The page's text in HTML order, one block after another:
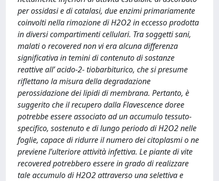
per ossidasi e di catalasi, due enzimi primariamente
coinvolti nella rimozione di H2O2 in eccesso prodotta
in diversi compartimenti cellulari. Tra soggetti sani,
malati o recovered non vi era alcuna differenza
significativa in temini di contenuto di sostanze
reattive all’ acido-2- tiobarbiturico, che si presume
riflettano la misura della degradazione
perossidazione dei lipidi di membrana. Pertanto, è
suggerito che il recupero dalla Flavescence doree
potrebbe essere associato ad un accumulo tessuto-
specifico, sostenuto e di lungo periodo di H2O2 nelle
foglie, capace di ridurre il numero dei citoplasmi o ne
previene l’ulteriore attività infettiva. Le piante di vite
recovered potrebbero essere in grado di realizzare
tale accumulo di H2O2 attraverso una selettiva e